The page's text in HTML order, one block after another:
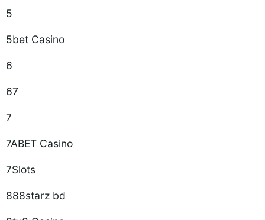
5
5bet Casino
6
67
7
7ABET Casino
7Slots
888starz bd